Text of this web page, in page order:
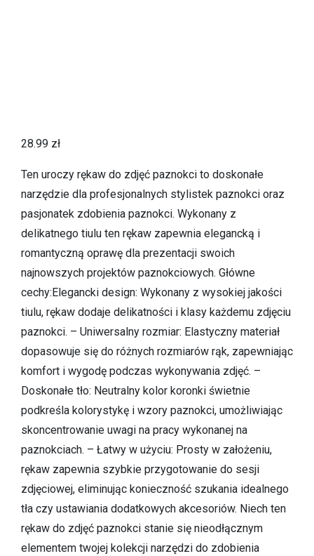
28.99 zł
Ten uroczy rękaw do zdjęć paznokci to doskonałe
narzędzie dla profesjonalnych stylistek paznokci oraz
pasjonatek zdobienia paznokci. Wykonany z
delikatnego tiulu ten rękaw zapewnia elegancką i
romantyczną oprawę dla prezentacji swoich
najnowszych projektów paznokciowych. Główne
cechy:Elegancki design: Wykonany z wysokiej jakości
tiulu, rękaw dodaje delikatności i klasy każdemu zdjęciu
paznokci. – Uniwersalny rozmiar: Elastyczny materiał
dopasowuje się do różnych rozmiarów rąk, zapewniając
komfort i wygodę podczas wykonywania zdjęć. –
Doskonałe tło: Neutralny kolor koronki świetnie
podkreśla kolorystykę i wzory paznokci, umożliwiając
skoncentrowanie uwagi na pracy wykonanej na
paznokciach. – Łatwy w użyciu: Prosty w założeniu,
rękaw zapewnia szybkie przygotowanie do sesji
zdjęciowej, eliminując konieczność szukania idealnego
tła czy ustawiania dodatkowych akcesoriów. Niech ten
rękaw do zdjęć paznokci stanie się nieodłącznym
elementem twojej kolekcji narzędzi do zdobienia